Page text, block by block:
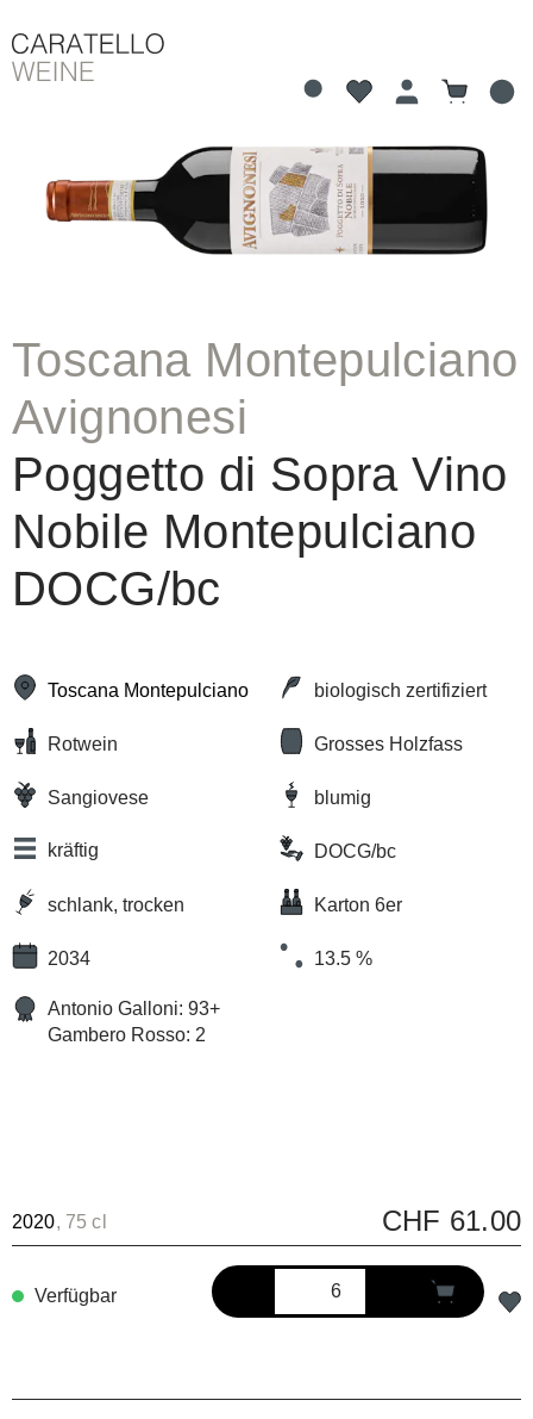
Bildergalerie überspringen
Toscana Montepulciano
Avignonesi
Poggetto di Sopra Vino
Nobile Montepulciano
DOCG/bc
Toscana Montepulciano biologisch zertifiziert
Rotwein Grosses Holzfass
Sangiovese blumig
kräftig DOCG/bc
schlank, trocken Karton 6er
2034 13.5 %
Antonio Galloni: 93+
Gambero Rosso: 2
2020, 75 cl CHF 61.00
Verfügbar